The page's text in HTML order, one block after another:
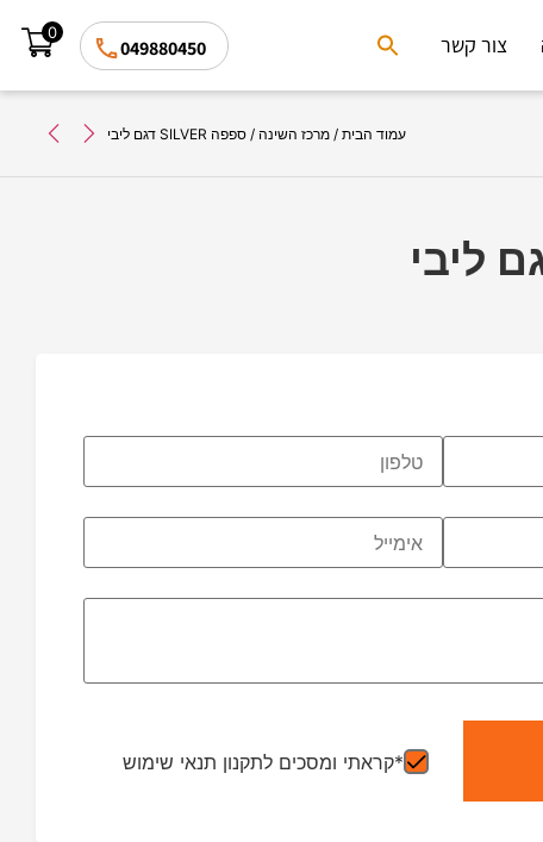
צור קשר
Search
for:
049880450
0
עמוד הבית / מרכז השינה / ספפה SILVER דגם ליבי
*קראתי ומסכים לתקנון תנאי שימוש